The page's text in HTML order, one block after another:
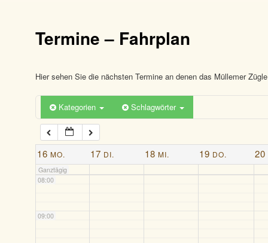
Termine – Fahrplan
Hier sehen Sie die nächsten Termine an denen das Müllemer
Kategorien Schlagwörter
16 MO. 17 DI. 18 MI. 19 DO. 20
Ganztägig
04:00
05:00
06:00
07:00
08:00
09:00